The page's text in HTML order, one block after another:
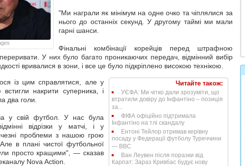
"Ми награли як мінімум на одне очко та чіплялися за
нього до останніх секунд. У другому таймі ми мали
гарні шанси.
Фінальні комбінації корейців перед штрафною
У них було багато проникаючих передач, відмінний вибір
вривалися в зони, і все це було підкріплено високою технікою.
Читайте також:
УЄФА: Ми чітко дали зрозуміти, що
втратили довіру до Інфантіно – позиція
за...
ФІФА офіційно підтримала
Інфантіно на тлі скандалу
Ентоні Тейлор отримав керівну
посаду у Федерації футболу Туреччини
— BBC
Ван Леувен після поразки від
Карпат: Зараз Кривбас будує нову
із цим справлятися, але у
накрити суперника, і
два голи.
у свій футбол. У нас була
відрізки у матчі, і у
проблеми з нашою грою
в плані чистої футбольної
просто кращими", — сказав
Nova Action.